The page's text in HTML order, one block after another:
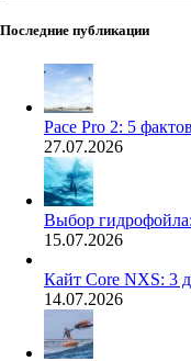
Последние публикации
Pace Pro 2: 5
27.07.2026
Выбор
15.07.2026
Кайт Core NXS: 3
14.07.2026